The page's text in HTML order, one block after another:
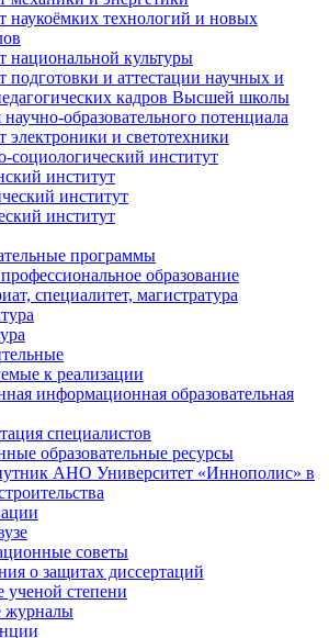
наукоёмких технологий и новых
национальной культуры
подготовки и аттестации научных и
кадров Высшей школы
научно-образовательного потенциала
электроники и светотехники
социологический институт
институт
институт
институт
программы
образование
специалитет, магистратура
к реализации
информационная образовательная
специалистов
образовательные ресурсы
АНО Университет «Иннополис» в
советы
о защитах диссертаций
степени
журналы